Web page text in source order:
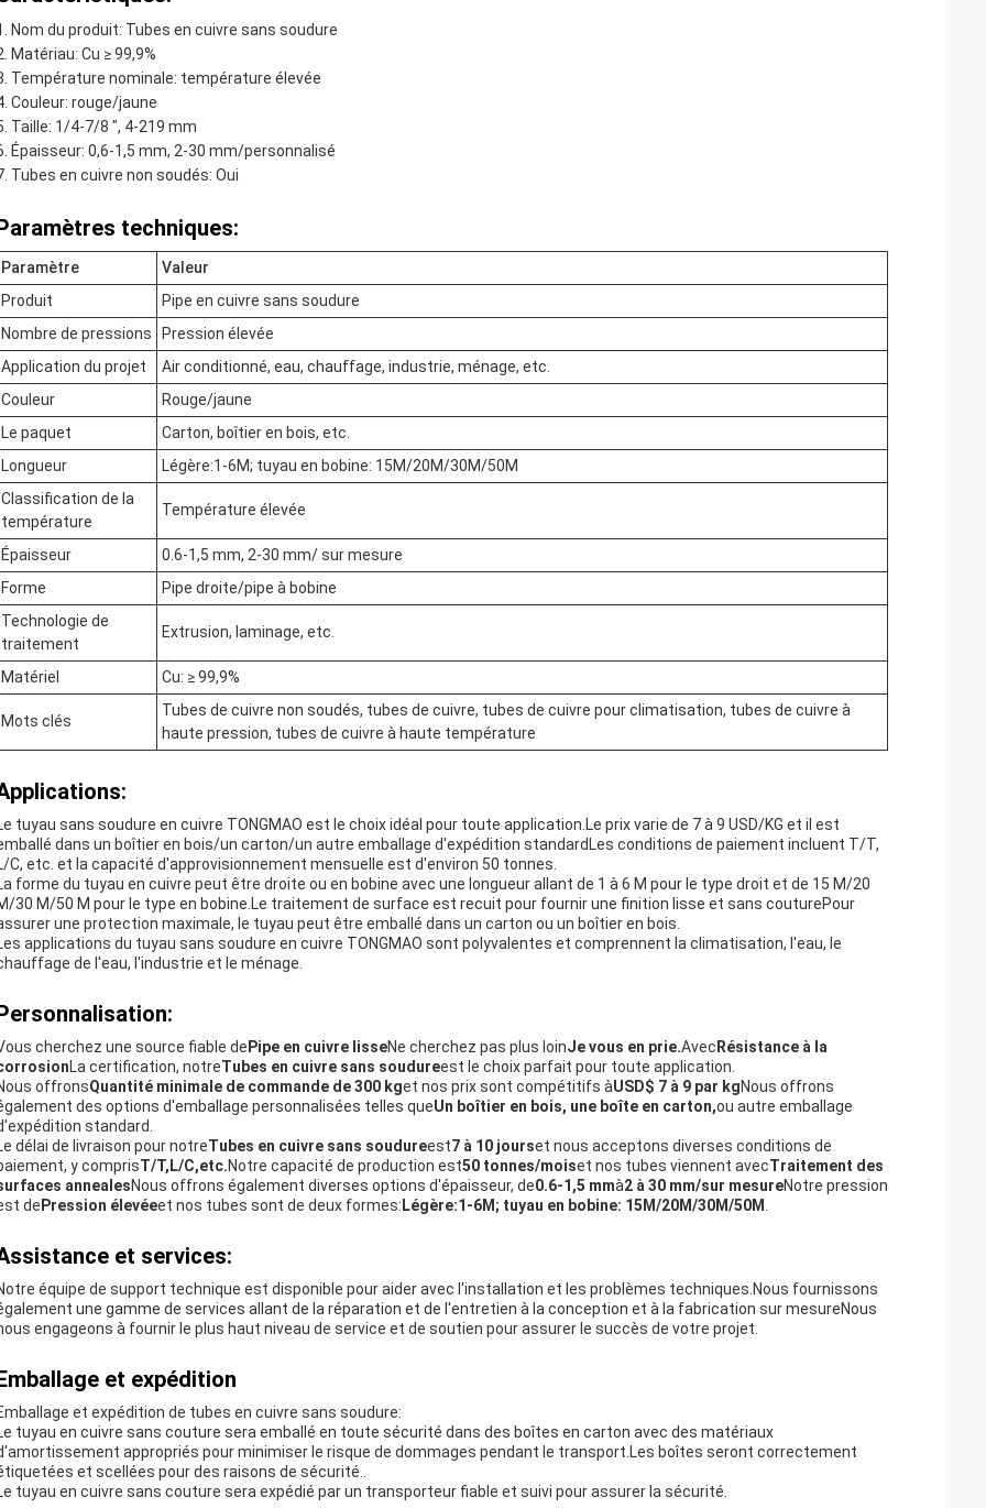
Nom du produit: Tubes en cuivre sans soudure
Matériau: Cu ≥ 99,9%
Température nominale: température élevée
Couleur: rouge/jaune
Taille: 1/4-7/8 ", 4-219 mm
Épaisseur: 0,6-1,5 mm, 2-30 mm/personnalisé
Tubes en cuivre non soudés: Oui
techniques:
Paramètre
Valeur
Produit
Pipe en cuivre sans soudure
Nombre de pressions
Pression élevée
Application du projet
Air conditionné, eau, chauffage, industrie, ménage, etc.
Couleur
Rouge/jaune
Le paquet
Carton, boîtier en bois, etc.
Longueur
Légère:1-6M; tuyau en bobine: 15M/20M/30M/50M
Classification de la
température
Température élevée
Épaisseur
0.6-1,5 mm, 2-30 mm/ sur mesure
Forme
Pipe droite/pipe à bobine
Technologie de
traitement
Extrusion, laminage, etc.
Matériel Cu: ≥ 99,9%
Mots clés
Tubes de cuivre non soudés, tubes de cuivre, tubes de cuivre pour climatisation, tubes de cuivre à
haute pression, tubes de cuivre à haute température
tuyau sans soudure en cuivre TONGMAO est le choix idéal pour toute application.Le prix varie de 7 à 9 USD/KG et il est
dans un boîtier en bois/un carton/un autre emballage d'expédition standardLes conditions de paiement incluent T/T,
C, etc. et la capacité d'approvisionnement mensuelle est d'environ 50 tonnes.
forme du tuyau en cuivre peut être droite ou en bobine avec une longueur allant de 1 à 6 M pour le type droit et de 15 M/20
30 M/50 M pour le type en bobine.Le traitement de surface est recuit pour fournir une finition lisse et sans couturePour
une protection maximale, le tuyau peut être emballé dans un carton ou un boîtier en bois.
applications du tuyau sans soudure en cuivre TONGMAO sont polyvalentes et comprennent la climatisation, l'eau, le
de l'eau, l'industrie et le ménage.
cherchez une source fiable de Pipe en cuivre lisseNe cherchez pas plus loinJe vous en prie.Avec Résistance à la
La certification, notreTubes en cuivre sans soudureest le choix parfait pour toute application.
offronsQuantité minimale de commande de 300 kget nos prix sont compétitifs àUSD$ 7 à 9 par kgNous offrons
des options d'emballage personnalisées telles queUn boîtier en bois, une boîte en carton,ou autre emballage
standard.
délai de livraison pour notreTubes en cuivre sans soudureest7 à 10 jourset nous acceptons diverses conditions de
y comprisT/T,L/C,etc.Notre capacité de production est50 tonnes/moiset nos tubes viennent avecTraitement des
annealesNous offrons également diverses options d'épaisseur, de0.6-1,5 mmà2 à 30 mm/sur mesureNotre pression
de Pression élevéeet nos tubes sont de deux formes: Légère:1-6M; tuyau en bobine: 15M/20M/30M/50M
et services:
équipe de support technique est disponible pour aider avec l'installation et les problèmes techniques.Nous fournissons
une gamme de services allant de la réparation et de l'entretien à la conception et à la fabrication sur mesureNous
engageons à fournir le plus haut niveau de service et de soutien pour assurer le succès de votre projet.
et expédition
et expédition de tubes en cuivre sans soudure:
tuyau en cuivre sans couture sera emballé en toute sécurité dans des boîtes en carton avec des matériaux
appropriés pour minimiser le risque de dommages pendant le transport.Les boîtes seront correctement
et scellées pour des raisons de sécurité..
tuyau en cuivre sans couture sera expédié par un transporteur fiable et suivi pour assurer la sécurité.